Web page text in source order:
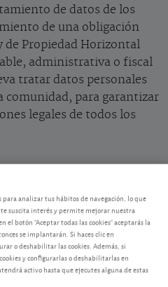
de datos de los
de una obligación
de Propiedad Horizontal
administrativa o fiscal
tratar datos personales
comunidad, para garantizar
legales de todos los
propios de la comunidad.
el nombre de los
contacto, direcciones
direcciones de correo
para el paso de
analizar tus hábitos de navegación, lo que
suscita interés y permite mejorar nuestra
el botón "Aceptar todas las cookies" aceptarás la
se implantarán. Si haces clic en
o deshabilitar las cookies. Además, si
y configurarlas o deshabilitarlas en
activo hasta que ejecutes alguna de estas